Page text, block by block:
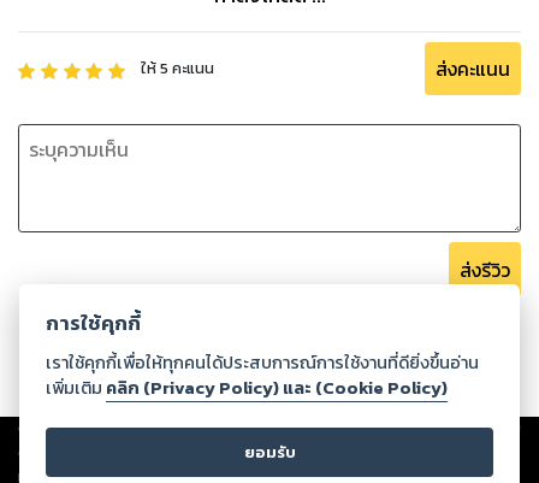
ให้5 คะแนน ส่งคะแนน
ส่งรีวิว
Copyright ©2026Storylog Co., Ltd. - สตอรี่ล็อกขอสงวนสิทธิ์ไม่รับผิดชอบ
ต่อผลงานหรือเนื้อหาใดที่อัปโหลดผ่านเว็บไซต์และปรากฏว่าละเมิดสิทธิใน
ทรัพย์สินทางปัญญาของบุคคลอื่นหรือขัดต่อกฎหมายและศีลธรรม ดังนั้น ผู้อ่าน
การใช้คุกกี้
เราใช้คุกกี้เพื่อให้ทุกคนได้ประสบการณ์การใช้งานที่ดียิ่งขึ้นอ่าน
เพิ่มเติม คลิก (Privacy Policy) และ (Cookie Policy)
ยอมรับ